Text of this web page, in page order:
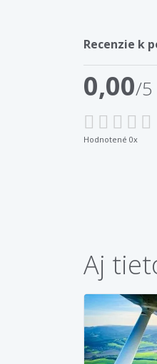
Recenzie k
0,00/5
Hodnotené 0x
Aj